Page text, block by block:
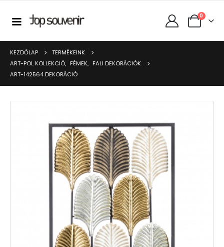
0
KEZDŐLAP
TERMÉKEINK
ART-POL KOLLEKCIÓ, FÉMEK, FALI DEKORÁCIÓK
ART-142564 DEKORÁCIÓ